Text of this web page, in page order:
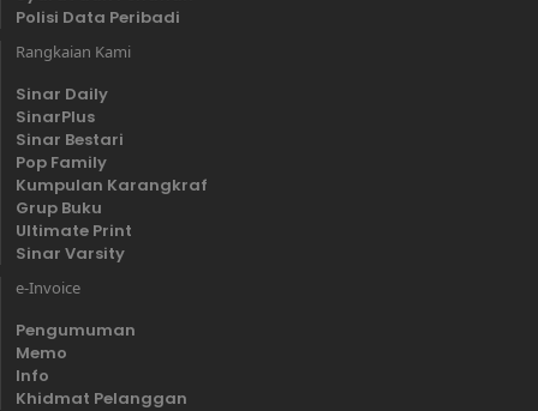
Polisi Data Peribadi
Rangkaian Kami
Sinar Daily
SinarPlus
Sinar Bestari
Pop Family
Kumpulan Karangkraf
Grup Buku
Ultimate Print
Sinar Varsity
e-Invoice
Pengumuman
Memo
Info
Khidmat Pelanggan